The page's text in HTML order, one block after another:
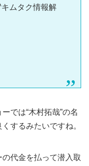
ムタク情報解
では“木村拓哉”の名
するみたいですね。
代金を払って潜入取